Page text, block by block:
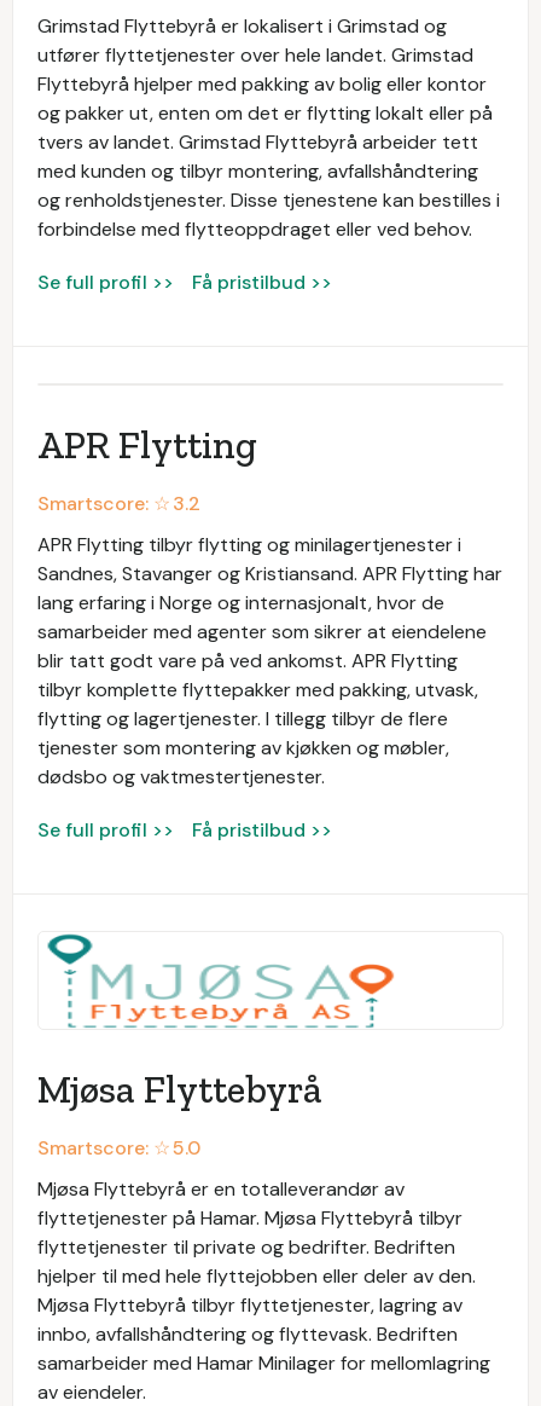
Grimstad Flyttebyrå er lokalisert i Grimstad og
utfører flyttetjenester over hele landet. Grimstad
Flyttebyrå hjelper med pakking av bolig eller kontor
og pakker ut, enten om det er flytting lokalt eller på
tvers av landet. Grimstad Flyttebyrå arbeider tett
med kunden og tilbyr montering, avfallshåndtering
og renholdstjenester. Disse tjenestene kan bestilles i
forbindelse med flytteoppdraget eller ved behov.
Se full profil >> Få pristilbud >>
APR Flytting
Smartscore: ☆3.2
APR Flytting tilbyr flytting og minilagertjenester i
Sandnes, Stavanger og Kristiansand. APR Flytting har
lang erfaring i Norge og internasjonalt, hvor de
samarbeider med agenter som sikrer at eiendelene
blir tatt godt vare på ved ankomst. APR Flytting
tilbyr komplette flyttepakker med pakking, utvask,
flytting og lagertjenester. I tillegg tilbyr de flere
tjenester som montering av kjøkken og møbler,
dødsbo og vaktmestertjenester.
Se full profil >> Få pristilbud >>
Mjøsa Flyttebyrå
Smartscore: ☆5.0
Mjøsa Flyttebyrå er en totalleverandør av
flyttetjenester på Hamar. Mjøsa Flyttebyrå tilbyr
flyttetjenester til private og bedrifter. Bedriften
hjelper til med hele flyttejobben eller deler av den.
Mjøsa Flyttebyrå tilbyr flyttetjenester, lagring av
innbo, avfallshåndtering og flyttevask. Bedriften
samarbeider med Hamar Minilager for mellomlagring
av eiendeler.